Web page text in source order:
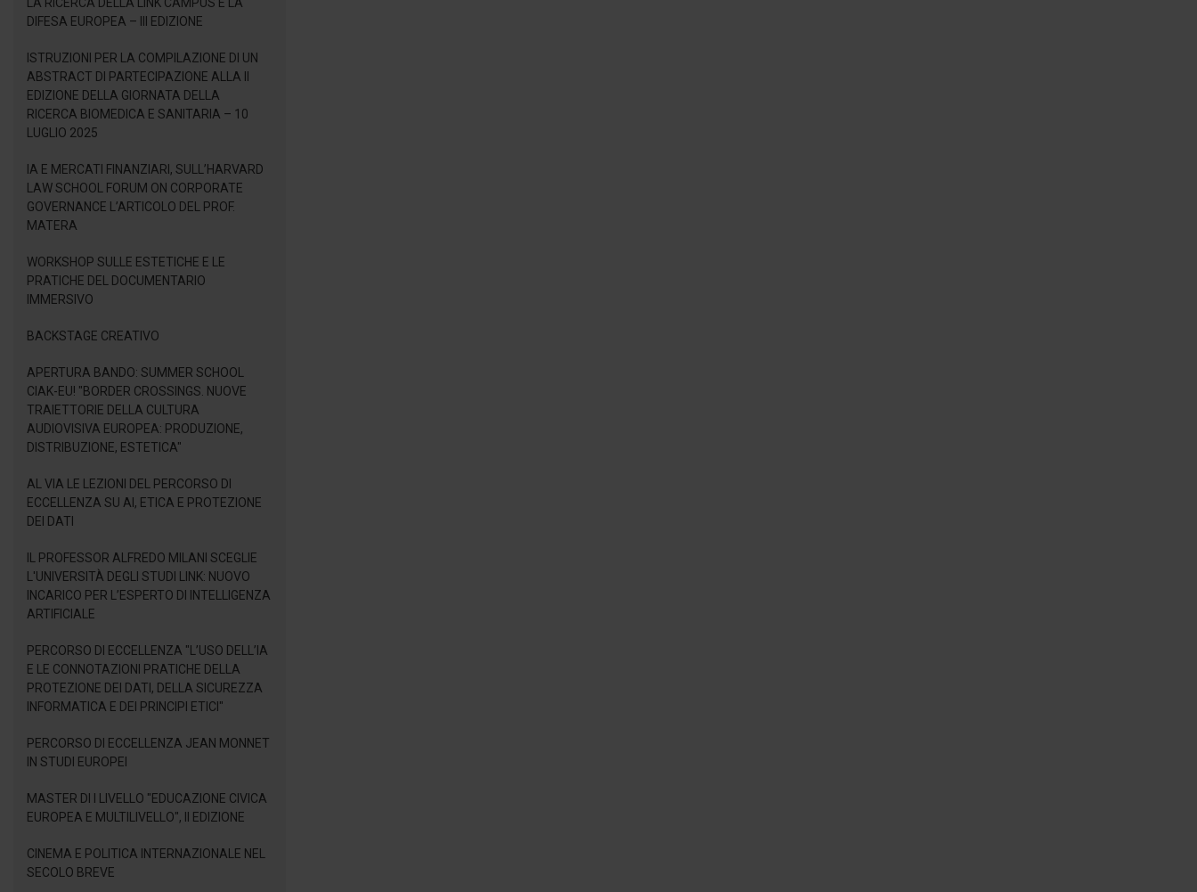
DIFESA EUROPEA – III EDIZIONE
ISTRUZIONI PER LA COMPILAZIONE DI UN
ABSTRACT DI PARTECIPAZIONE ALLA II
EDIZIONE DELLA GIORNATA DELLA
RICERCA BIOMEDICA E SANITARIA – 10
LUGLIO 2025
IA E MERCATI FINANZIARI, SULL’HARVARD
LAW SCHOOL FORUM ON CORPORATE
GOVERNANCE L’ARTICOLO DEL PROF.
MATERA
WORKSHOP SULLE ESTETICHE E LE
PRATICHE DEL DOCUMENTARIO
IMMERSIVO
BACKSTAGE CREATIVO
APERTURA BANDO: SUMMER SCHOOL
CIAK-EU! "BORDER CROSSINGS. NUOVE
TRAIETTORIE DELLA CULTURA
AUDIOVISIVA EUROPEA: PRODUZIONE,
DISTRIBUZIONE, ESTETICA"
AL VIA LE LEZIONI DEL PERCORSO DI
ECCELLENZA SU AI, ETICA E PROTEZIONE
DEI DATI
IL PROFESSOR ALFREDO MILANI SCEGLIE
L'UNIVERSITÀ DEGLI STUDI LINK: NUOVO
INCARICO PER L’ESPERTO DI INTELLIGENZA
ARTIFICIALE
PERCORSO DI ECCELLENZA "L’USO DELL’IA
E LE CONNOTAZIONI PRATICHE DELLA
PROTEZIONE DEI DATI, DELLA SICUREZZA
INFORMATICA E DEI PRINCIPI ETICI"
PERCORSO DI ECCELLENZA JEAN MONNET
IN STUDI EUROPEI
MASTER DI I LIVELLO "EDUCAZIONE CIVICA
EUROPEA E MULTILIVELLO", II EDIZIONE
CINEMA E POLITICA INTERNAZIONALE NEL
SECOLO BREVE